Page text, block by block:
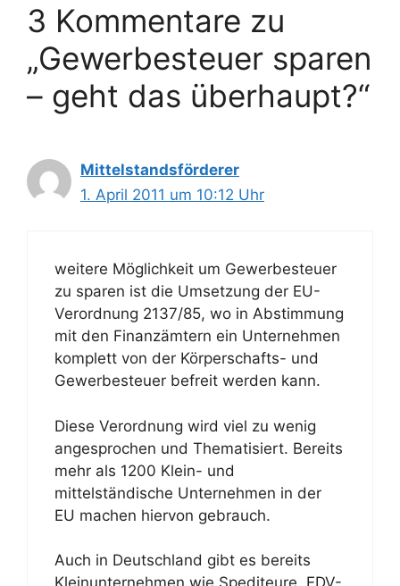
3 Kommentare zu
„Gewerbesteuer sparen
– geht das überhaupt?“
Mittelstandsförderer
1. April 2011 um 10:12 Uhr
weitere Möglichkeit um Gewerbesteuer
zu sparen ist die Umsetzung der EU-
Verordnung 2137/85, wo in Abstimmung
mit den Finanzämtern ein Unternehmen
komplett von der Körperschafts- und
Gewerbesteuer befreit werden kann.
Diese Verordnung wird viel zu wenig
angesprochen und Thematisiert. Bereits
mehr als 1200 Klein- und
mittelständische Unternehmen in der
EU machen hiervon gebrauch.
Auch in Deutschland gibt es bereits
Kleinunternehmen wie Spediteure, EDV-